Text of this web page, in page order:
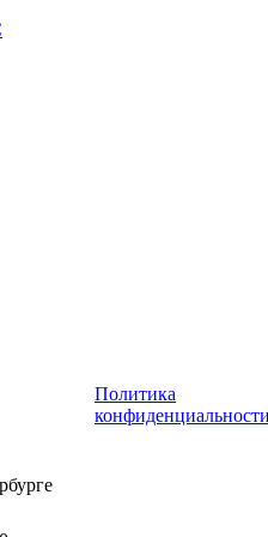
льдодробителей
пищи
мусора
древесины
камер заднего вида
для молока,
Политика